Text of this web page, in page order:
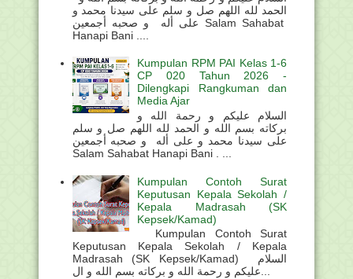
الحمد لله اللهم صل و سلم على سيدنا محمد و
على أله و صحبه أجمعين Salam Sahabat
Hanapi Bani ....
Kumpulan RPM PAI Kelas 1-6
CP 020 Tahun 2026 -
Dilengkapi Rangkuman dan
Media Ajar
السلام عليكم و رحمة الله و
بركاته بسم الله و الحمد لله اللهم صل و سلم
على سيدنا محمد و على أله و صحبه أجمعين
Salam Sahabat Hanapi Bani . ...
Kumpulan Contoh Surat
Keputusan Kepala Sekolah /
Kepala Madrasah (SK
Kepsek/Kamad)
Kumpulan Contoh Surat
Keputusan Kepala Sekolah / Kepala
Madrasah (SK Kepsek/Kamad) السلام
عليكم و رحمة الله و بركاته بسم الله و ال...